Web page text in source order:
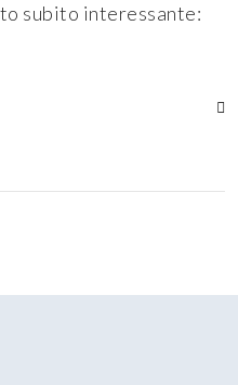
subito interessante: